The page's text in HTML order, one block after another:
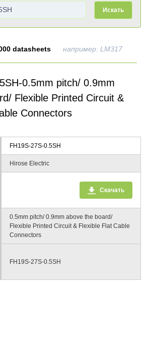
Искать
datasheets например: LM317
0.5mm pitch/ 0.9mm
Flexible Printed Circuit &
Connectors
FH19S-27S-0.5SH
Hirose Electric
Скачать
0.5mm pitch/ 0.9mm above the board/
Flexible Printed Circuit & Flexible Flat Cable
Connectors
FH19S-27S-0.5SH